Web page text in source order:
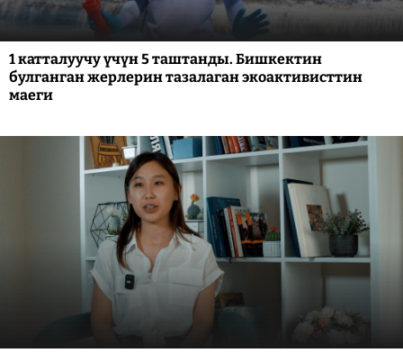
1 катталуучу үчүн 5 таштанды. Бишкектин
булганган жерлерин тазалаган экоактивисттин
маеги